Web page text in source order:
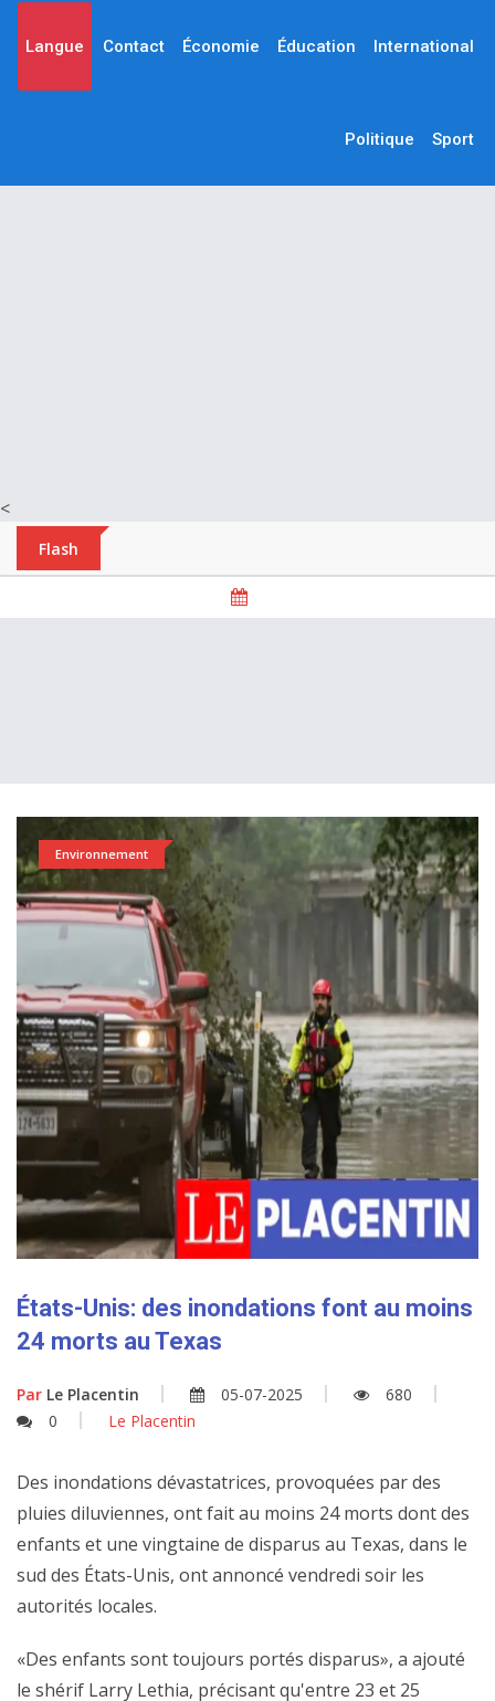
<
Langue Contact Économie Éducation International
Politique Sport
Flash
Environnement
États-Unis: des inondations font au moins
24 morts au Texas
Par Le Placentin 05-07-2025
680
0
Le Placentin
Des inondations dévastatrices, provoquées par des
pluies diluviennes, ont fait au moins 24 morts dont des
enfants et une vingtaine de disparus au Texas, dans le
sud des États-Unis, ont annoncé vendredi soir les
autorités locales.
«Des enfants sont toujours portés disparus», a ajouté
le shérif Larry Lethia, précisant qu'entre 23 et 25